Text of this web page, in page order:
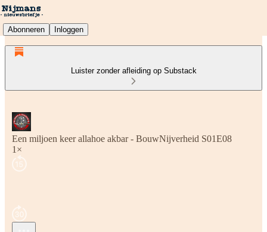
Abonneren Inloggen
Luister zonder afleiding op Substack
Een miljoen keer allahoe akbar - BouwNijverheid S01E08
1×